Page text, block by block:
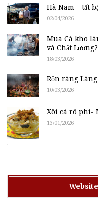
Hà Nam – tất
02/04/2026
Mua Cá kho
và Chất Lượng?
18/03/2026
Rộn ràng
10/03/2026
Xôi cá rô phi-
13/01/2026